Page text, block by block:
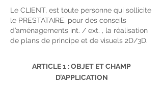
Le CLIENT, est toute personne qui sollicite
le PRESTATAIRE, pour des conseils
d’aménagements int. / ext. , la réalisation
de plans de principe et de visuels 2D/3D.
ARTICLE 1 : OBJET ET CHAMP
D’APPLICATION